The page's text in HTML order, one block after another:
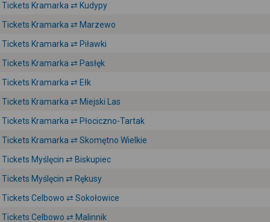
Tickets Kramarka ⇄ Kudypy
Tickets Kramarka ⇄ Marzewo
Tickets Kramarka ⇄ Piławki
Tickets Kramarka ⇄ Pasłęk
Tickets Kramarka ⇄ Ełk
Tickets Kramarka ⇄ Miejski Las
Tickets Kramarka ⇄ Płociczno-Tartak
Tickets Kramarka ⇄ Skomętno Wielkie
Tickets Myślęcin ⇄ Biskupiec
Tickets Myślęcin ⇄ Rękusy
Tickets Celbowo ⇄ Sokołowice
Tickets Celbowo ⇄ Malinnik